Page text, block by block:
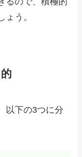
う。
以下の3つに分